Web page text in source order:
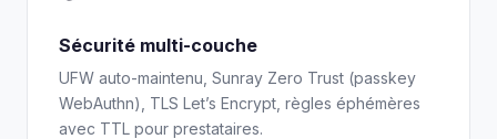
Sécurité multi-couche
UFW auto-maintenu, Sunray Zero Trust (passkey
WebAuthn), TLS Let’s Encrypt, règles éphémères
avec TTL pour prestataires.